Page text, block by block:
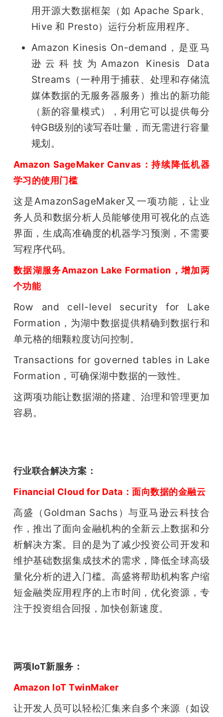
用开源大数据框架（如 Apache Spark、
Hive 和 Presto）运行分析应用程序。
Amazon Kinesis On-demand，是亚马
逊云科技为Amazon Kinesis Data
Streams（一种用于捕获、处理和存储流
媒体数据的无服务器服务）推出的新功能
（新的容量模式），利用它可以提供每分
钟GB级别的读写吞吐量，而无需进行容量
规划。
Amazon SageMaker Canvas：持续降低机器
学习的使用门槛
这是AmazonSageMaker又一项功能，让业
务人员和数据分析人员能够使用可视化的点选
界面，生成高准确度的机器学习预测，不需要
写程序代码。
数据湖服务Amazon Lake Formation，增加两
个功能
Row and cell-level security for Lake
Formation，为湖中数据提供精确到数据行和
单元格的细颗粒度访问控制。
Transactions for governed tables in Lake
Formation，可确保湖中数据的一致性。
这两项功能让数据湖的搭建、治理和管理更加
容易。
行业联合解决方案：
Financial Cloud for Data：面向数据的金融云
高盛（Goldman Sachs）与亚马逊云科技合
作，推出了面向金融机构的全新云上数据和分
析解决方案。目的是为了减少投资公司开发和
维护基础数据集成技术的需求，降低全球高级
量化分析的进入门槛。高盛将帮助机构客户缩
短金融类应用程序的上市时间，优化资源，专
注于投资组合回报，加快创新速度。
两项IoT新服务：
Amazon IoT TwinMaker
让开发人员可以轻松汇集来自多个来源（如设